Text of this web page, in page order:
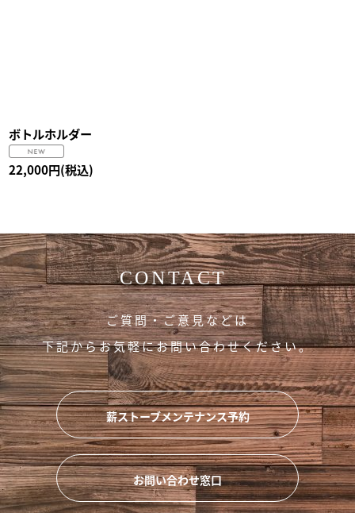
ボトルホルダー
22,000円(税込)
CONTACT
ご質問・ご意見などは
下記からお気軽にお問い合わせください。
薪ストーブメンテナンス予約
お問い合わせ窓口